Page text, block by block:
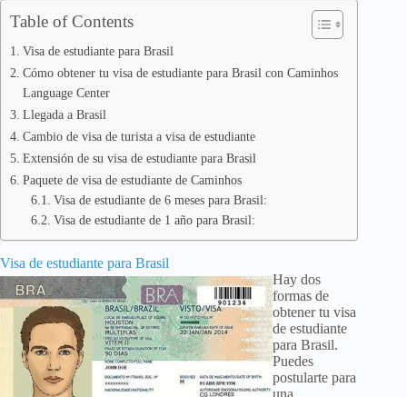
Table of Contents
Visa de estudiante para Brasil
Cómo obtener tu visa de estudiante para Brasil con Caminhos
Language Center
Llegada a Brasil
Cambio de visa de turista a visa de estudiante
Extensión de su visa de estudiante para Brasil
Paquete de visa de estudiante de Caminhos
Visa de estudiante de 6 meses para Brasil:
Visa de estudiante de 1 año para Brasil:
Visa de estudiante para Brasil
Hay dos
formas de
obtener tu visa
de estudiante
para Brasil.
Puedes
postularte para